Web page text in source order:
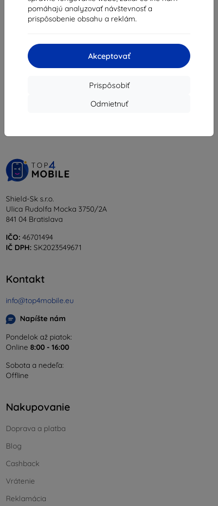
pomáhajú analyzovať návštevnosť a
prispôsobenie obsahu a reklám.
Akceptovať
Prispôsobiť
Odmietnuť
25,52 €
8,63 €
Shield-Sk s.r.o.
Ulica Rudolfa Mocka 3750/2A
841 04 Bratislava
IČO: 46701494
IČ DPH: SK2023549671
Kontakt
info@top4mobile.eu
Napíšte nám
Pondelok až piatok:
Online 8:00 - 16:00
Sobota a nedeľa:
Offline
Nakupovanie
Doprava a platba
Blog
Cashback
Vrátenie
Reklamácia